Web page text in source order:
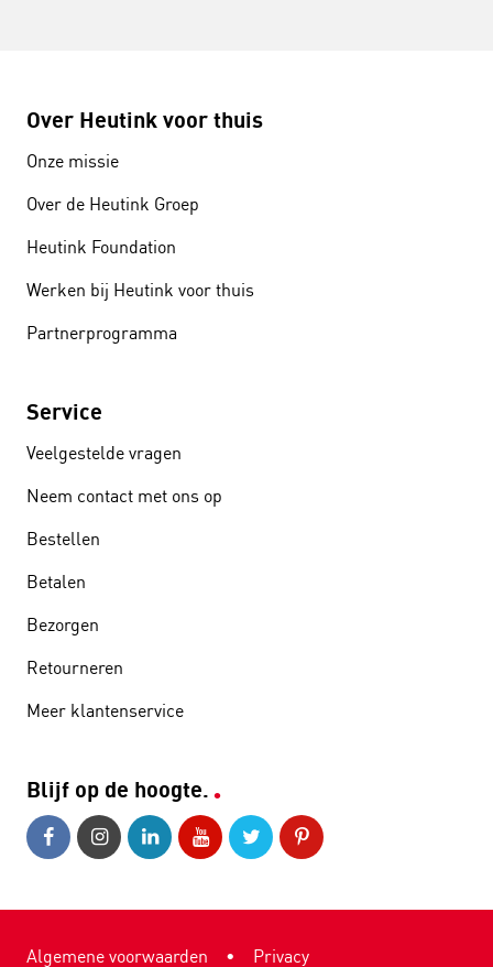
Over Heutink voor thuis
Onze missie
Over de Heutink Groep
Heutink Foundation
Werken bij Heutink voor thuis
Partnerprogramma
Service
Veelgestelde vragen
Neem contact met ons op
Bestellen
Betalen
Bezorgen
Retourneren
Meer klantenservice
Blijf op de hoogte.
Algemene voorwaarden • Privacy